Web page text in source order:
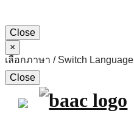
Close
×
เลือกภาษา / Switch Language
Close